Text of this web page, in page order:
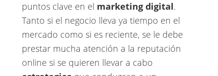
puntos clave en el ​ marketing digital​.
Tanto si el negocio lleva ya tiempo en el
mercado como si es reciente, se le debe
prestar mucha atención a la reputación
online si se quieren llevar a cabo ​